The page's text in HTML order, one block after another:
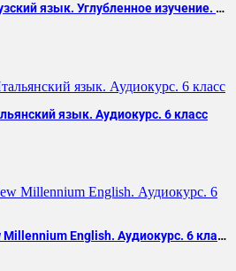
Н. Елухина – Французский язык. Углубленное изучение. 6 класс
язык. Аудиокурс. 6 класс
Н. Деревянко – New Millennium English. Аудиокурс. 6 класс